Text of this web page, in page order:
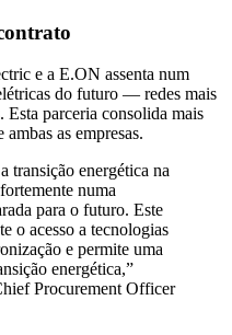
e a E.ON assenta num
do futuro — redes mais
Esta parceria consolida mais
as empresas.
transição energética na
numa
para o futuro. Este
o acesso a tecnologias
e permite uma
energética,”
Procurement Officer